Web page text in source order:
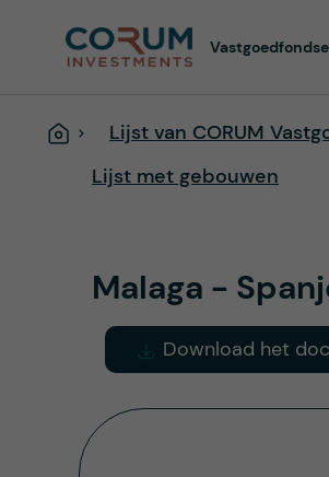
Home Lijst van CORUM
Lijst met gebouwen
Malaga -
Download het